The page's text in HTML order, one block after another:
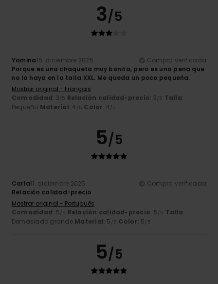
3/5
Yamina15. diciembre 2025
Compra verificada
Porque es una chaqueta muy bonita, pero es una pena que
no la haya en la talla XXL. Me queda un poco pequeña.
Mostrar original - Français
Comodidad: 3/5 Relación calidad-precio: 3/5 Talla:
Pequeño Material: 4 /5 Color: 4/5
5/5
Carla11. diciembre 2025
Compra verificada
Relación calidad-precio
Mostrar original - Português
Comodidad: 5/5 Relación calidad-precio: 5/5 Talla:
Demasiado grande Material: 5 /5 Color: 5/5
5/5